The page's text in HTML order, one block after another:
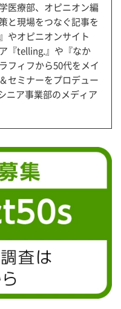
医療部、オピニオン編
と現場をつなぐ記事を
やオピニオンサイト
『telling.』や『なか
フィフから50代をメイ
セミナーをプロデュー
ニア事業部のメディア